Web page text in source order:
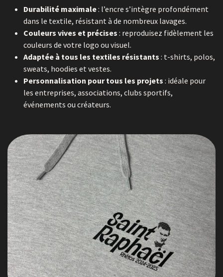
Durabilité maximale: l’encre s’intègre profondément
dans le textile, résistant à de nombreux lavages.
Couleurs vives et précises : reproduisez fidèlement les
couleurs de votre logo ou visuel.
Adaptée à tous les textiles résistants : t-shirts, polos,
sweats, hoodies et vestes.
Personnalisation pour tous les projets : idéale pour
les entreprises, associations, clubs sportifs,
événements ou créateurs.